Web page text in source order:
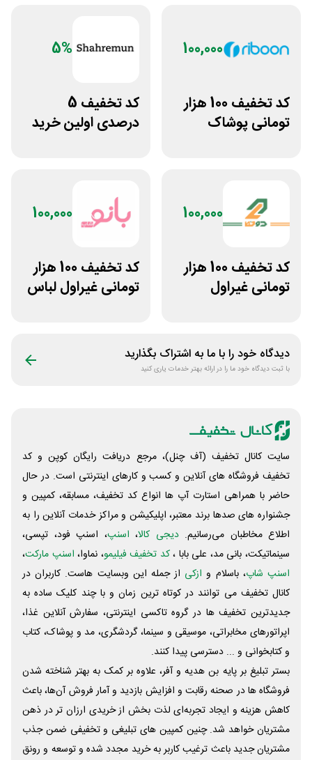
100,000
کد تخفیف 100 هزار
تومانی پوشاک
5%
کد تخفیف 5
درصدی اولین خرید
100,000
کد تخفیف 100 هزار
تومانی غیراول
100,000
کد تخفیف 100 هزار
تومانی غیراول لباس
دیدگاه خود را با ما به اشتراک بگذارید
با ثبت دیدگاه خود ما را در ارائه بهتر خدمات یاری کنید
سایت کانال تخفیف (آف چنل)، مرجع دریافت رایگان کوپن و کد
تخفیف فروشگاه های آنلاین و کسب و‌ کارهای اینترنتی است. در حال
حاضر با همراهی استارت آپ ها انواع کد تخفیف، مسابقه، کمپین و
جشنواره های صدها برند معتبر، اپلیکیشن و مراکز خدمات آنلاین را به
اطلاع مخاطبان می‌رسانیم. دیجی کالا، اسنپ، اسنپ فود، تپسی،
سینماتیکت، بانی مد، علی‌ بابا ،کد تخفیف فیلیمو، نماوا، اسنپ مارکت،
اسنپ شاپ، باسلام و ازکی از جمله این وبسایت ‌هاست. کاربران در
کانال تخفیف می توانند در کوتاه ترین زمان و با چند کلیک ساده به
جدیدترین تخفیف ها در گروه تاکسی اینترنتی، سفارش آنلاین غذا،
اپراتورهای مخابراتی، موسیقی و سینما، گردشگری، مد و پوشاک، کتاب
و کتابخوانی و ... دسترسی پیدا کنند.
بستر تبلیغ بر پایه بن هدیه و آفر، علاوه بر کمک به بهتر شناخته شدن
فروشگاه ها در صحنه رقابت و افزایش بازدید و آمار فروش آن‌ها، باعث
کاهش هزینه و ایجاد تجربه‌ای لذت بخش از خریدی ارزان تر در ذهن
مشتریان خواهد شد. چنین کمپین های تبلیغی و تخفیفی ضمن جذب
مشتریان جدید باعث ترغیب کاربر به خرید مجدد شده و توسعه و رونق